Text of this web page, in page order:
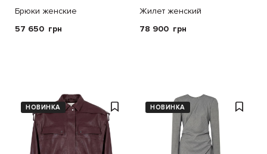
Брюки женские
57 650 грн
Жилет женский
78 900 грн
НОВИНКА НОВИНКА